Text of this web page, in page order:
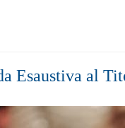
Esaustiva al